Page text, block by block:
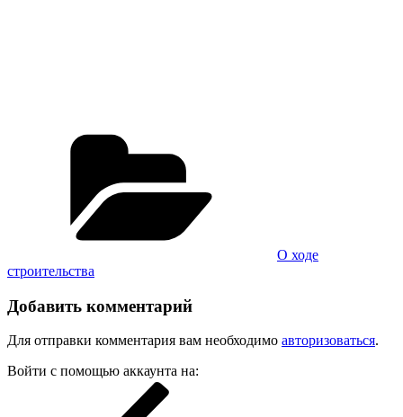
О ходе
строительства
Добавить комментарий
Для отправки комментария вам необходимо авторизоваться.
Войти с помощью аккаунта на: